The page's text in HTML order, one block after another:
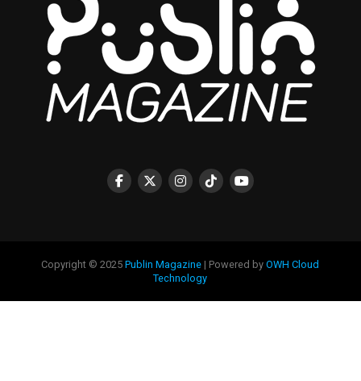
Copyright © 2025Publin Magazine | Powered byOWH Cloud
Technology